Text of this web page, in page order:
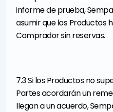
informe de prueba,
asumir que los Productos
Comprador sin reservas.
7.3 Si los Productos no
Partes acordarán un
llegan a un acuerdo,